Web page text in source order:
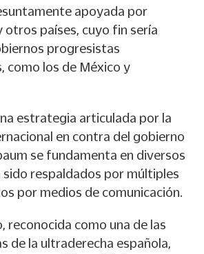
apoyada por
otros países, cuyo fin sería
progresistas
como los de México y
estrategia articulada por la
en contra del gobierno
se fundamenta en diversos
respaldados por múltiples
por medios de comunicación.
reconocida como una de las
de la ultraderecha española,